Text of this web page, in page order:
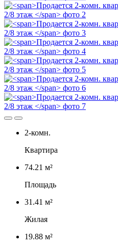
2-комн.
Квартира
74.21 м²
Площадь
31.41 м²
Жилая
19.88 м²